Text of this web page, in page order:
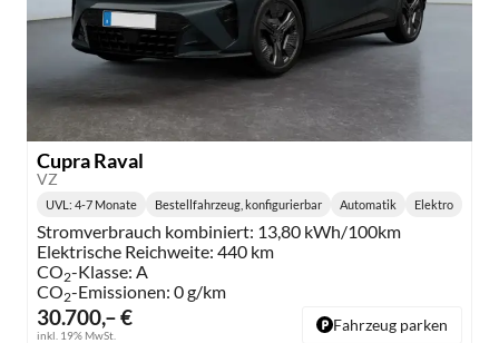
Cupra Raval
VZ
30.700,– €
inkl. 19% MwSt.
Lieferzeit:
UVL : 4-7 Monate Bestellfahrzeug, konfigurierbar
Getriebe:
Automatik
Kraftstoff:
Elektro
Stromverbrauch kombiniert: 13,80 kWh/100km
Elektrische Reichweite: 440 km
CO2-Klasse: A
CO2-Emissionen: 0 g/km
Fahrzeug parken